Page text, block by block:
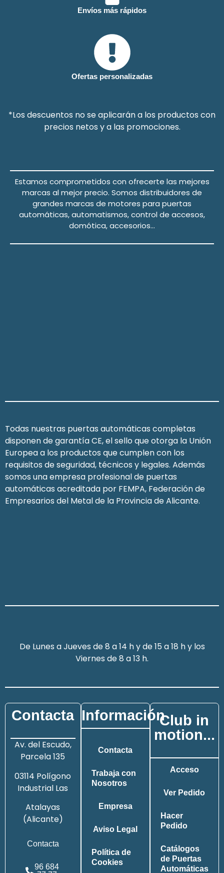
Envíos más rápidos
Ofertas personalizadas
*Los descuentos no se aplicarán a los productos con
precios netos y a las promociones.
Estamos comprometidos con ofrecerte las mejores
marcas al mejor precio. Somos distribuidores de
grandes marcas de motores para puertas
automáticas, automatismos, control de accesos,
domótica, accesorios…
Todas nuestras puertas automáticas completas
disponen de garantía CE, el sello que otorga la Unión
Europea a los productos que cumplen con los
requisitos de seguridad, técnicos y legales. Además
somos una empresa profesional de puertas
automáticas acreditada por FEMPA, Federación de
Empresarios del Metal de la Provincia de Alicante.
De Lunes a Jueves de 8 a 14 h y de 15 a 18 h y los
Viernes de 8 a 13 h.
Contacta
Av. del Escudo,
Parcela 135
03114 Polígono
Industrial Las
Atalayas
(Alicante)
Contacta
96 684
Información
Contacta
Trabaja con
Nosotros
Empresa
Aviso Legal
Política de
Cookies
Club in
motion...
Acceso
Ver Pedido
Hacer
Pedido
Catálogos
de Puertas
Automáticas